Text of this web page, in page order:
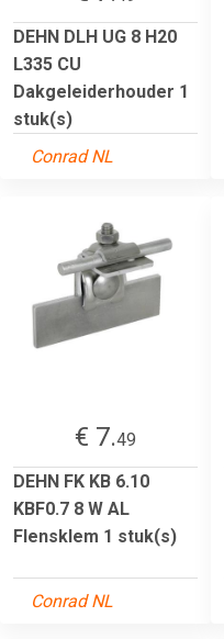
DEHN DLH UG 8 H20
L335 CU
Dakgeleiderhouder 1
stuk(s)
Conrad NL
€ 7.49
DEHN FK KB 6.10
KBF0.7 8 W AL
Flensklem 1 stuk(s)
Conrad NL